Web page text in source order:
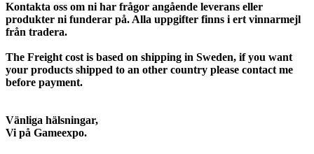
Kontakta oss om ni har frågor angående leverans eller
produkter ni funderar på. Alla uppgifter finns i ert vinnarmejl
från tradera.
The Freight cost is based on shipping in Sweden, if you want
your products shipped to an other country please contact me
before payment.
Vänliga hälsningar,
Vi på Gameexpo.